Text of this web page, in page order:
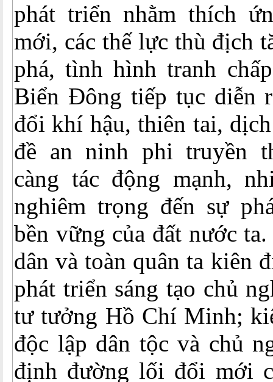
phát triển nhằm thích
mới, các thế lực thù địch
phá, tình hình tranh
Biển Đông tiếp tục diễn
đổi khí hậu, thiên tai,
đề an ninh phi truyền
càng tác động mạnh,
nghiêm trọng đến sự
bền vững của đất nước
dân và toàn quân ta kiên
phát triển sáng tạo chủ
tư tưởng Hồ Chí Minh;
độc lập dân tộc và chủ
định đường lối đổi mới